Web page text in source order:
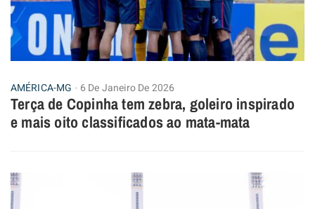
AMÉRICA-MG 6 De Janeiro De 2026
Terça de Copinha tem zebra, goleiro inspirado
e mais oito classificados ao mata-mata